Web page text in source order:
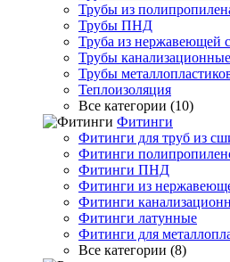
Трубы из
Трубы ПНД
Труба из нержавеющей
Трубы канализационные
Трубы
Теплоизоляция
Все категории (10)
Фитинги
Фитинги для труб из
Фитинги
Фитинги ПНД
Фитинги из
Фитинги
Фитинги латунные
Фитинги для
Все категории (8)